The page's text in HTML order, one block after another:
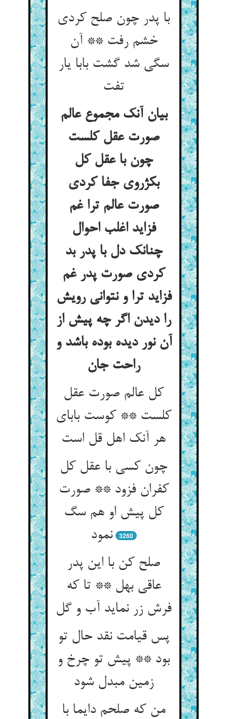
با پدر چون صلح کردی
خشم رفت ** آن
سگی شد گشت بابا یار
تفت
بیان آنک مجموع عالم
صورت عقل کلست
چون با عقل کل
بکژروی جفا کردی
صورت عالم ترا غم
فزاید اغلب احوال
چنانک دل با پدر بد
کردی صورت پدر غم
فزاید ترا و نتوانی رویش
را دیدن اگر چه پیش از
آن نور دیده بوده باشد و
راحت جان
کل عالم صورت عقل
کلست ** کوست بابای
هر آنک اهل قل است
چون کسی با عقل کل
کفران فزود ** صورت
کل پیش او هم سگ
نمود
3260
صلح کن با این پدر
عاقی بهل ** تا که
فرش زر نماید آب و گل
پس قیامت نقد حال تو
بود ** پیش تو چرخ و
زمین مبدل شود
من که صلحم دایما با